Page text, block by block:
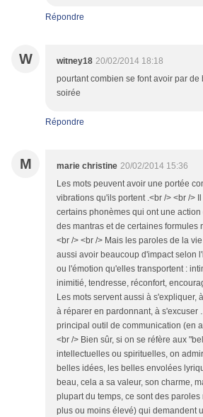
Répondre
W witney18 20/02/2014 18:18
pourtant combien se font avoir par de
soirée
Répondre
M marie christine 20/02/2014 15:36
Les mots peuvent avoir une portée
vibrations qu'ils portent .<br /> <br />
certains phonèmes qui ont une action
des mantras et de certaines formules
<br /> <br /> Mais les paroles de la
aussi avoir beaucoup d'impact selon
ou l'émotion qu'elles transportent :
inimitié, tendresse, réconfort,
Les mots servent aussi à s'expliquer,
à réparer en pardonnant, à s'excuser
principal outil de communication (en
<br /> Bien sûr, si on se réfère aux
intellectuelles ou spirituelles, on
belles idées, les belles envolées
beau, cela a sa valeur, son charme,
plupart du temps, ce sont des
plus ou moins élevé) qui demandent